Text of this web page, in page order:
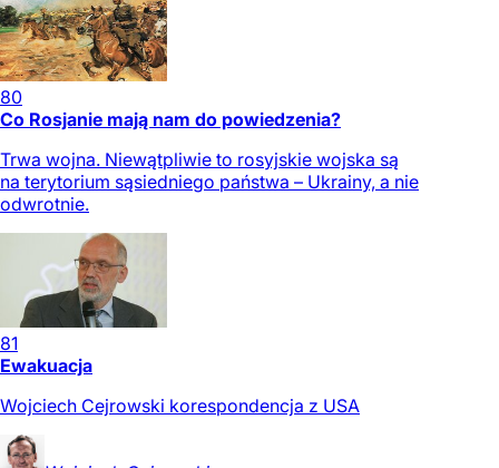
80
Co Rosjanie mają nam do powiedzenia?
Trwa wojna. Niewątpliwie to rosyjskie wojska są
na terytorium sąsiedniego państwa – Ukrainy, a nie
odwrotnie.
81
Ewakuacja
Wojciech Cejrowski korespondencja z USA